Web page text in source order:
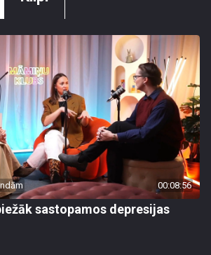
00:08:56
sastopamos depresijas